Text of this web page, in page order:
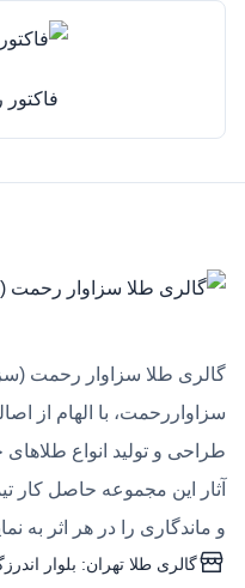
گالری طلا سزاوار رحمت
سزاواررحمت، با الهام از
طراحی و تولید انواع
آثار این مجموعه حاصل کار
و ماندگاری را در هر اثر به
گالری طلا تهران: بلوار